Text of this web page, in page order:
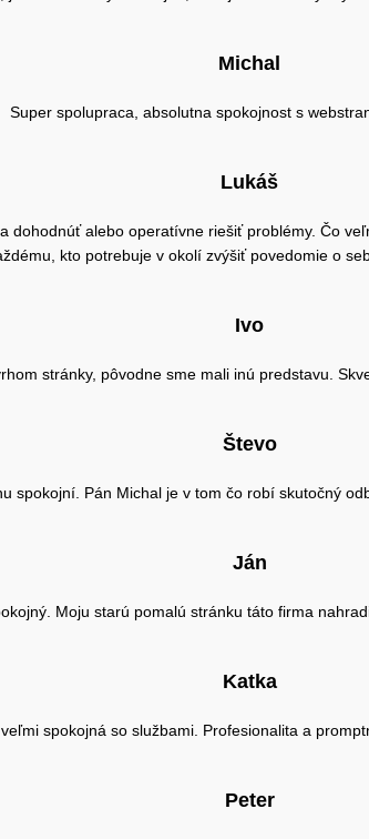
Michal
Super spolupraca, absolutna spokojnost s
Lukáš
dohodnúť alebo operatívne riešiť problémy. Čo
kto potrebuje v okolí zvýšiť povedomie o
Ivo
stránky, pôvodne sme mali inú predstavu.
Števo
spokojní. Pán Michal je v tom čo robí skutočný
Ján
Moju starú pomalú stránku táto firma
Katka
spokojná so službami. Profesionalita a
Peter